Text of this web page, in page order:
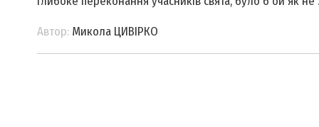
Автор:Микола ЦИВІРКО